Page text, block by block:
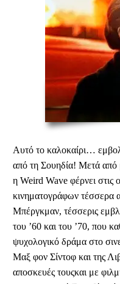
Αυτό το καλοκαίρι…
από τη Σουηδία! Μετά από
η Weird Wave φέρνει στις
κινηματογράφων τέσσερα
Μπέργκμαν, τέσσερις
του ’60 και του ’70, που
ψυχολογικό δράμα στο
Μαξ φον Σίντοφ και της
αποσκευές τουςκαι με